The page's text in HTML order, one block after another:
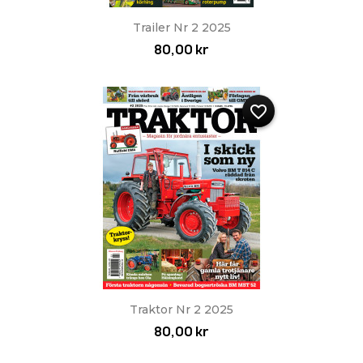
Trailer Nr 2 2025
80,00 kr
Traktor Nr 2 2025
80,00 kr
favorite_border